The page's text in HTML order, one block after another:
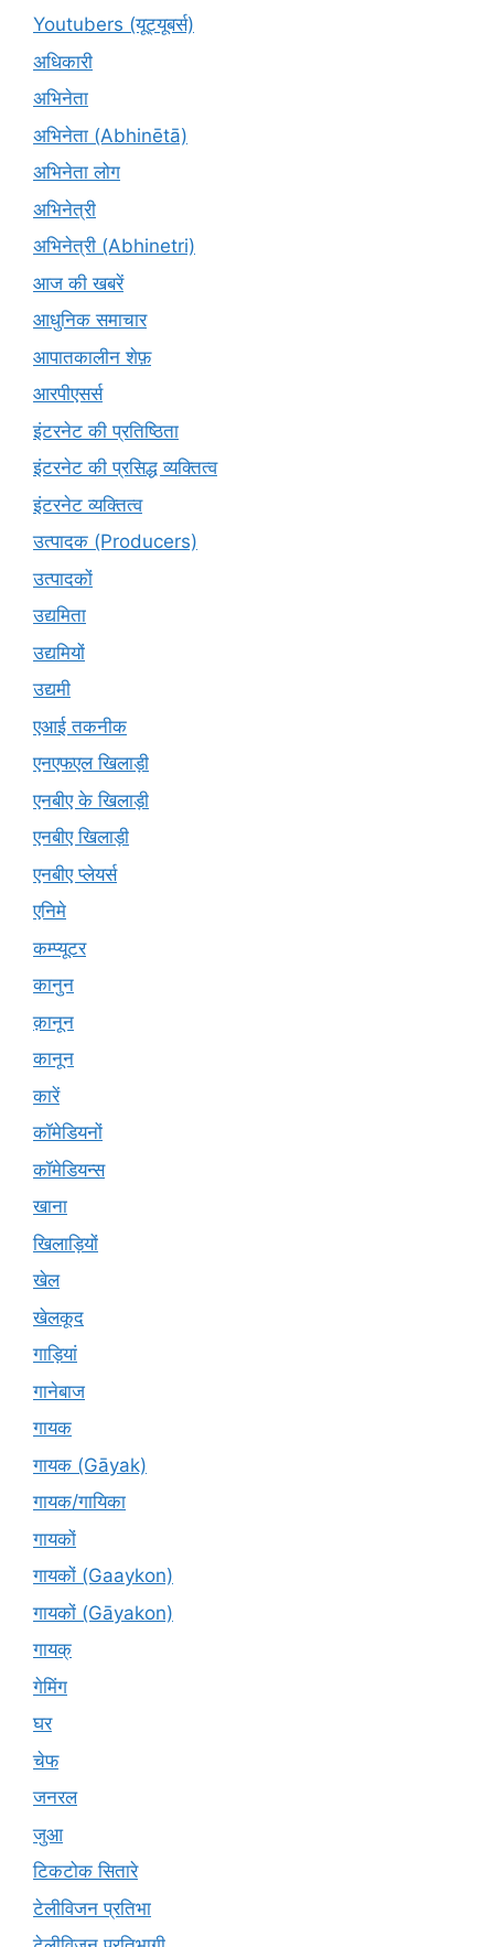
Youtubers (यूट्यूबर्स)
अधिकारी
अभिनेता
अभिनेता (Abhinētā)
अभिनेता लोग
अभिनेत्री
अभिनेत्री (Abhinetri)
आज की खबरें
आधुनिक समाचार
आपातकालीन शेफ़
आरपीएसर्स
इंटरनेट की प्रतिष्ठिता
इंटरनेट की प्रसिद्ध व्यक्तित्व
इंटरनेट व्यक्तित्व
उत्पादक (Producers)
उत्पादकों
उद्यमिता
उद्यमियों
उद्यमी
एआई तकनीक
एनएफएल खिलाड़ी
एनबीए के खिलाड़ी
एनबीए खिलाड़ी
एनबीए प्लेयर्स
एनिमे
कम्प्यूटर
कानुन
क़ानून
कानून
कारें
कॉमेडियनों
कॉमेडियन्स
खाना
खिलाड़ियों
खेल
खेलकूद
गाड़ियां
गानेबाज
गायक
गायक (Gāyak)
गायक/गायिका
गायकों
गायकों (Gaaykon)
गायकों (Gāyakon)
गायक्
गेमिंग
घर
चेफ
जनरल
जुआ
टिकटोक सितारे
टेलीविजन प्रतिभा